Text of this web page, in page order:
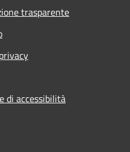
trasparente
di accessibilità